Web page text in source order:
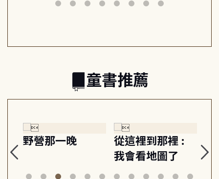
童書推薦
野營那一晚
從這裡到那裡 :
我會看地圖了
美